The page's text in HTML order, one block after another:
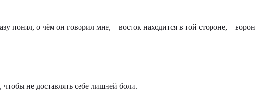
понял, о чём он говорил мне, – восток находится в той стороне, – ворон
не доставлять себе лишней боли.